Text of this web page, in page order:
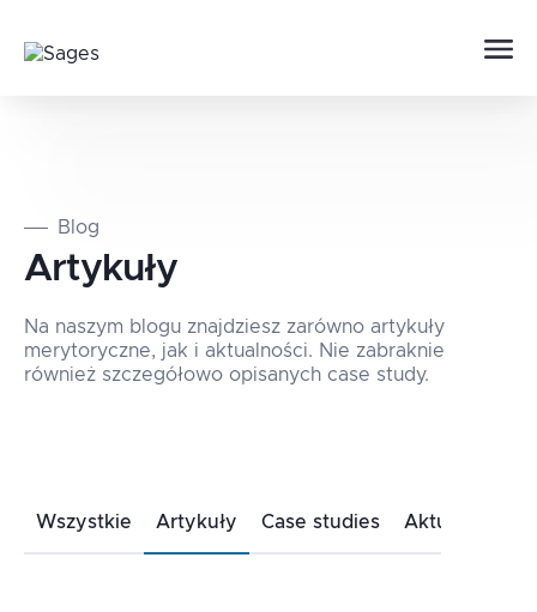
Blog
Artykuły
Na naszym blogu znajdziesz zarówno artykuły
merytoryczne, jak i aktualności. Nie zabraknie
również szczegółowo opisanych case study.
Wszystkie Artykuły Case studies Aktualności